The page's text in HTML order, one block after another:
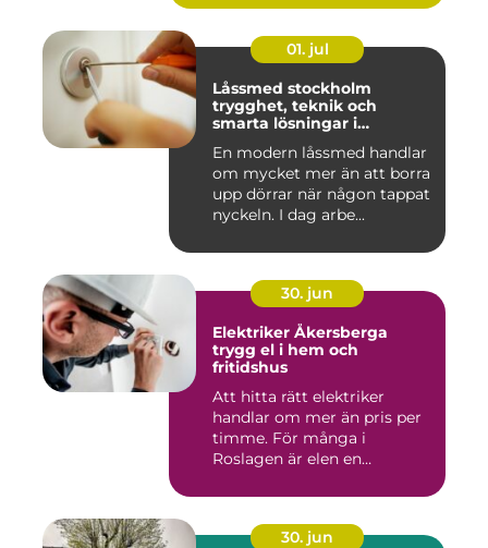
01. jul
Låssmed stockholm
trygghet, teknik och
smarta lösningar i
En modern låssmed handlar
om mycket mer än att borra
upp dörrar när någon tappat
nyckeln. I dag arbe...
30. jun
Elektriker Åkersberga
trygg el i hem och
fritidshus
Att hitta rätt elektriker
handlar om mer än pris per
timme. För många i
Roslagen är elen en
30. jun